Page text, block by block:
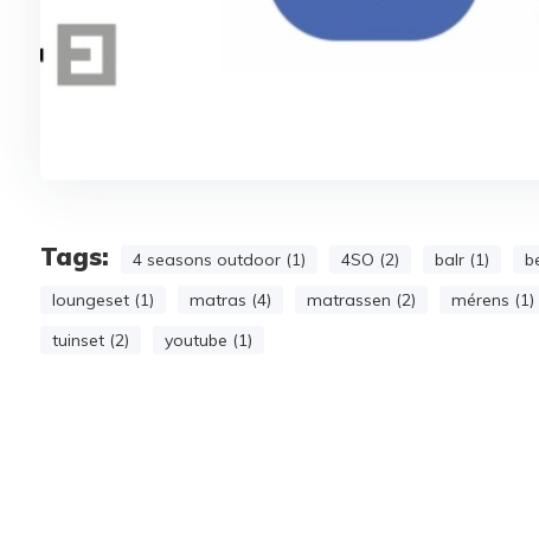
Tags: 4 seasons outdoor (1) 4SO (2) balr (1)
loungeset (1)
matras (4) matrassen (2) mérens (1)
tuinset (2)
youtube (1)